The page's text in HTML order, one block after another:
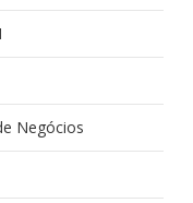
Negócios